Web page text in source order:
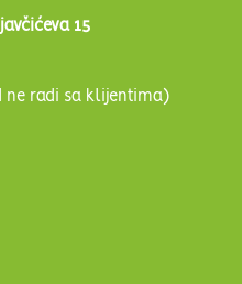
15
ne radi sa klijentima)